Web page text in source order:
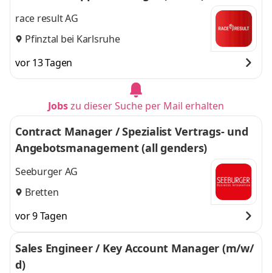
race result AG
Pfinztal bei Karlsruhe
vor 13 Tagen
Jobszu dieser Suche per Mail erhalten
Contract Manager / Spezialist Vertrags- und
Angebotsmanagement (all genders)
Seeburger AG
Bretten
vor 9 Tagen
Sales Engineer / Key Account Manager (m/w/
d)